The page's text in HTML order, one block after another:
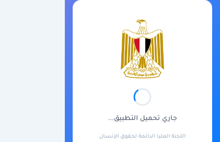
جاري تحميل التطبيق...
اللجنة العليا الدائمة لحقوق الإنسان